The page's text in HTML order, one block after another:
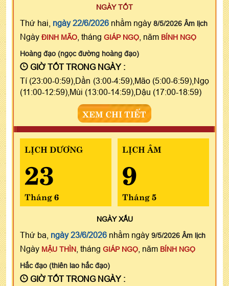
NGÀY TỐT
Thứ hai, ngày 22/6/2026 nhằm ngày 8/5/2026 Âm lịch
Ngày ĐINH MÃO , tháng GIÁP NGỌ , năm BÍNH NGỌ
Hoàng đạo (ngọc đường hoàng đạo)
GIỜ TỐT TRONG NGÀY :
Tí (23:00-0:59),Dần (3:00-4:59),Mão (5:00-6:59),Ngọ
(11:00-12:59),Mùi (13:00-14:59),Dậu (17:00-18:59)
XEM CHI TIẾT
LỊCH DƯƠNG
23
Tháng 6
LỊCH ÂM
9
Tháng 5
NGÀYXẤU
Thứ ba, ngày 23/6/2026 nhằm ngày 9/5/2026 Âm lịch
Ngày MẬU THÌN , tháng GIÁP NGỌ , năm BÍNH NGỌ
Hắc đạo (thiên lao hắc đạo)
GIỜ TỐT TRONG NGÀY :